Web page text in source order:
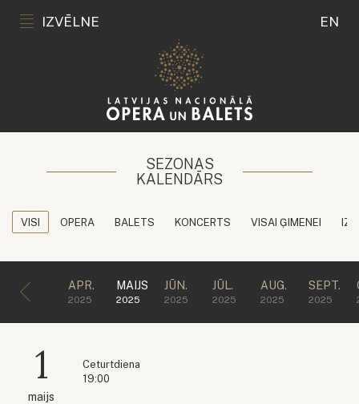
IZVĒLNE EN
SEZONAS
KALENDĀRS
VISI OPERA BALETS KONCERTS VISAI ĢIMENEI
APR.
2025
MAIJS
2025
JŪN.
2025
JŪL.
2025
AUG.
2025
SEPT.
2025
1
maijs
Ceturtdiena
19:00